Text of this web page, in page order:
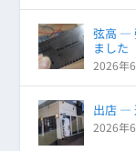
弦高 ―
ました
2026年
出店 ―
2026年